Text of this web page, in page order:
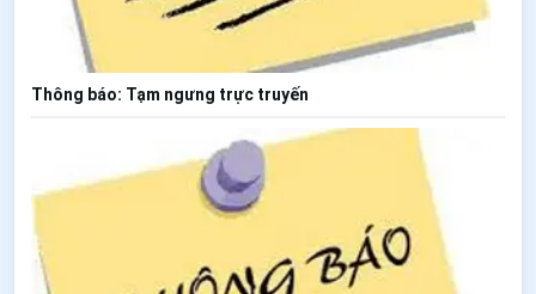
Thông báo: Tạm ngưng trực truyến